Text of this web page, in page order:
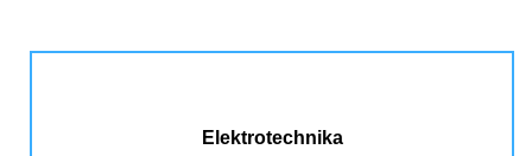
Elektrotechnika